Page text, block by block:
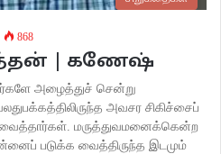
868
| கணேஷ்
அழைத்துச் சென்று
அவசர சிகிச்சைப்
வைத்தார்கள். மருத்துவமனைக்கென்ற
படுக்க வைத்திருந்த இடமும்